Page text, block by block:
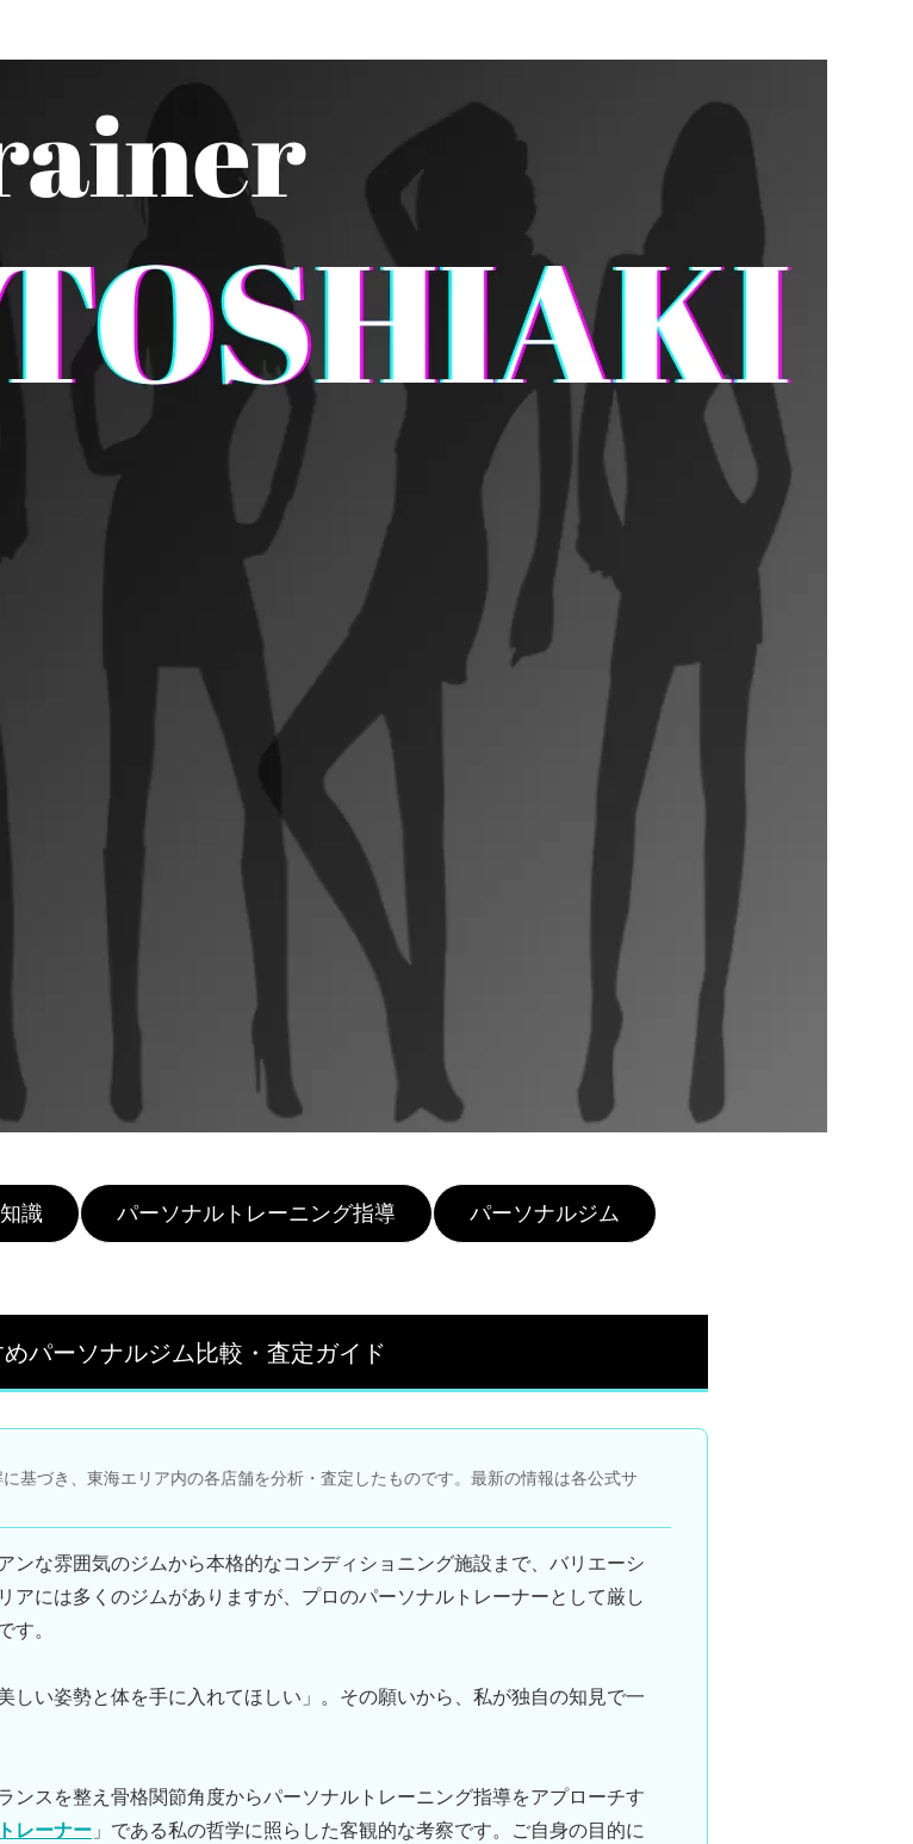
識 パーソナルトレーニング指導 パーソナルジム
パーソナルジム比較・査定ガイド
基づき、東海エリア内の各店舗を分析・査定したものです。最新の情報は各公式サ
な雰囲気のジムから本格的なコンディショニング施設まで、バリエーシ
アには多くのジムがありますが、プロのパーソナルトレーナーとして厳し
。
しい姿勢と体を手に入れてほしい」 。その願いから、私が独自の知見で一
スを整え骨格関節角度からパーソナルトレーニング指導をアプローチす
レーナー 」である私の哲学に照らした客観的な考察です。ご自身の目的に